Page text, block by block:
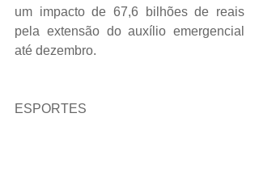
um impacto de 67,6 bilhões de reais
pela extensão do auxílio emergencial
até dezembro.
ESPORTES